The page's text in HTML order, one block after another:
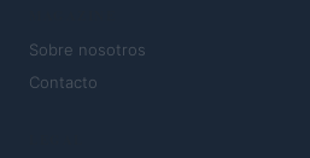
Sobre nosotros
Contacto